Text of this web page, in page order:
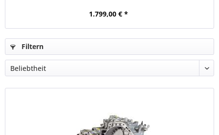
1.799,00 € *
Filtern